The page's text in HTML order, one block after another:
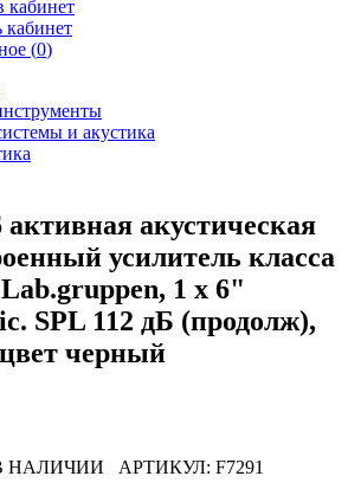
кабинет
кабинет
(0)
и акустика
акустическая
усилитель класса
1 х 6"
SPL 112 дБ (продолж),
черный
НАЛИЧИИ АРТИКУЛ: F7291